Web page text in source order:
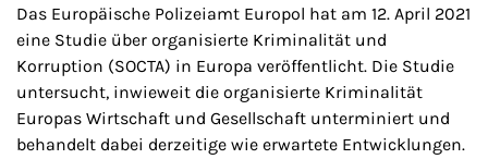
Das Europäische Polizeiamt Europol hat am 12. April 2021
eine Studie über organisierte Kriminalität und
Korruption (SOCTA) in Europa veröffentlicht. Die Studie
untersucht, inwieweit die organisierte Kriminalität
Europas Wirtschaft und Gesellschaft unterminiert und
behandelt dabei derzeitige wie erwartete Entwicklungen.